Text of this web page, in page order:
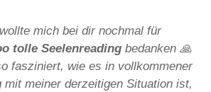
mich bei dir nochmal für
tolle Seelenreading bedanken 🙏
fasziniert, wie es in vollkommener
mit meiner derzeitigen Situation ist,